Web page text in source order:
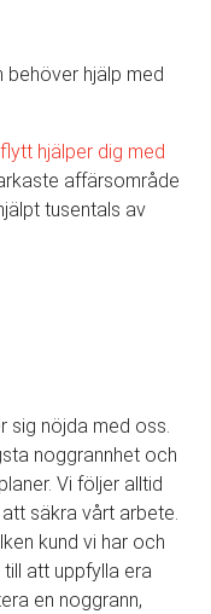
hjälp med
hjälper dig med
affärsområde
tusentals av
sig nöjda med oss.
noggrannhet och
Vi följer alltid
säkra vårt arbete.
kund vi har och
att uppfylla era
en noggrann,